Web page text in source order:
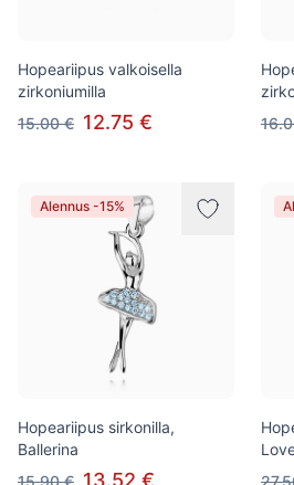
Hopeariipus valkoisella
zirkoniumilla
15.00 € 12.75 €
Alennus -15%
Hopeariipus sirkonilla,
Ballerina
15.90 € 13.52 €